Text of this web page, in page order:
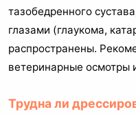
тазобедренного
глазами (глаукома,
распространены.
ветеринарные осмотры
Трудна ли